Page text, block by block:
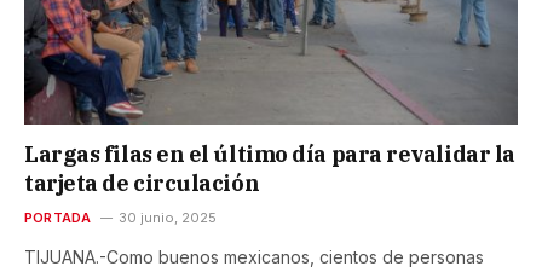
Largas filas en el último día para revalidar la
tarjeta de circulación
PORTADA 30 junio, 2025
TIJUANA.-Como buenos mexicanos, cientos de personas